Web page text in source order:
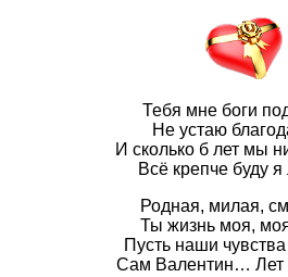
Тебя мне боги
Не устаю
И сколько б лет мы
Всё крепче буду
Родная, милая,
Ты жизнь моя,
Пусть наши
Сам Валентин… Лет